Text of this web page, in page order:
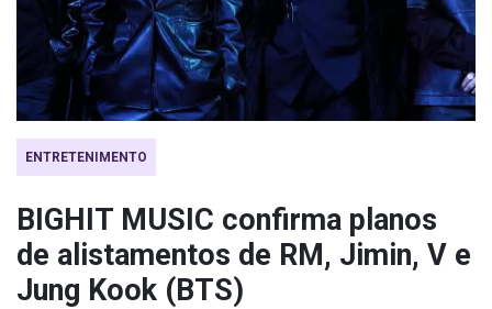
ENTRETENIMENTO
BIGHIT MUSIC confirma planos
de alistamentos de RM, Jimin, V e
Jung Kook (BTS)